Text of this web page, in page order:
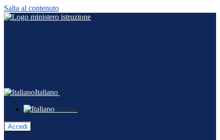
Salta al contenuto
Italiano
Italiano
Accedi